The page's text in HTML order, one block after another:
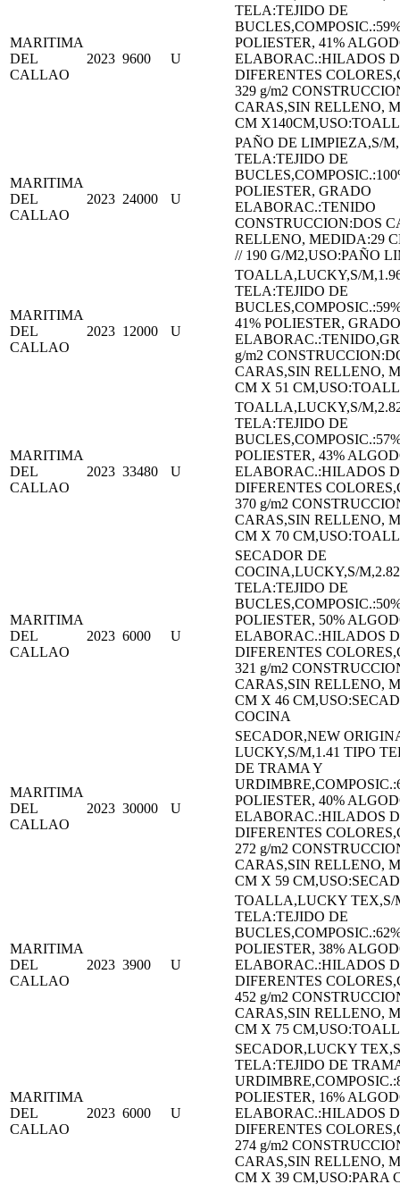
MARITIMA
DEL
CALLAO
2023 9600 U
TELA:TEJIDO DE
POLIESTER, 41%
ELABORAC.:HILADOS
DIFERENTES
329 g/m2
CARAS,SIN RELLENO,
CM
MARITIMA
DEL
CALLAO
2023 24000 U
PAÑO DE LIMPIEZA,S/
TELA:TEJIDO DE
POLIESTER, GRADO
ELABORAC.:TENIDO
CONSTRUCCION:DOS
RELLENO, MEDIDA:29
// 190 G/M2,USO:PAÑO
MARITIMA
DEL
CALLAO
2023 12000 U
TOALLA,LUCKY,S/
TELA:TEJIDO DE
41% POLIESTER, GRADO
g/m2
CARAS,SIN RELLENO,
CM X 51
MARITIMA
DEL
CALLAO
2023 33480 U
TOALLA,LUCKY,S/
TELA:TEJIDO DE
POLIESTER, 43%
ELABORAC.:HILADOS
DIFERENTES
370 g/m2
CARAS,SIN RELLENO,
CM X 70
MARITIMA
DEL
CALLAO
2023 6000 U
SECADOR DE
COCINA,LUCKY,S/
TELA:TEJIDO DE
POLIESTER, 50%
ELABORAC.:HILADOS
DIFERENTES
321 g/m2
CARAS,SIN RELLENO,
CM X 46
COCINA
MARITIMA
DEL
CALLAO
2023 30000 U
SECADOR,NEW
LUCKY,S/M,1.41 TIPO
DE TRAMA Y
POLIESTER, 40%
ELABORAC.:HILADOS
DIFERENTES
272 g/m2
CARAS,SIN RELLENO,
CM X 59
MARITIMA
DEL
CALLAO
2023 3900 U
TOALLA,LUCKY TEX,S/
TELA:TEJIDO DE
POLIESTER, 38%
ELABORAC.:HILADOS
DIFERENTES
452 g/m2
CARAS,SIN RELLENO,
CM X 75
MARITIMA
DEL
CALLAO
2023 6000 U
SECADOR,LUCKY
TELA:TEJIDO DE
POLIESTER, 16%
ELABORAC.:HILADOS
DIFERENTES
274 g/m2
CARAS,SIN RELLENO,
CM X 39 CM,USO:PARA